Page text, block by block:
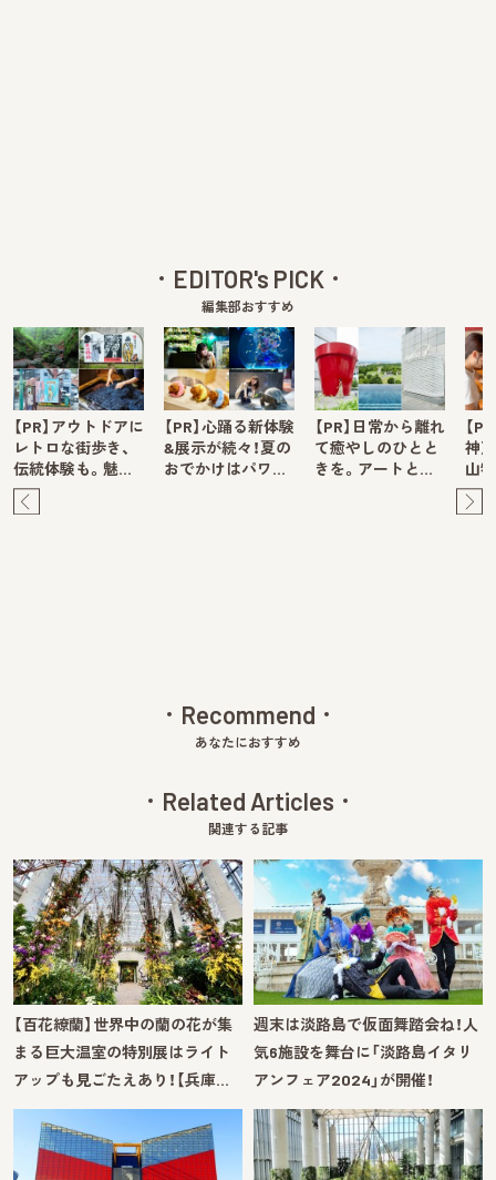
EDITOR's PICK
編集部おすすめ
【PR】アウトドアに
レトロな街歩き、
伝統体験も。魅…
【PR】心踊る新体験
&展示が続々！夏の
おでかけはパワ…
【PR】日常から離れ
て癒やしのひとと
きを。アートと…
【
神
山
Recommend
あなたにおすすめ
Related Articles
関連する記事
【百花繚蘭】世界中の蘭の花が集
まる巨大温室の特別展はライト
アップも見ごたえあり！【兵庫…
週末は淡路島で仮面舞踏会ね！人
気6施設を舞台に「淡路島イタリ
アンフェア2024」が開催！